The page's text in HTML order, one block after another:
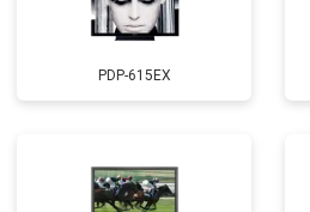
PDP-615EX